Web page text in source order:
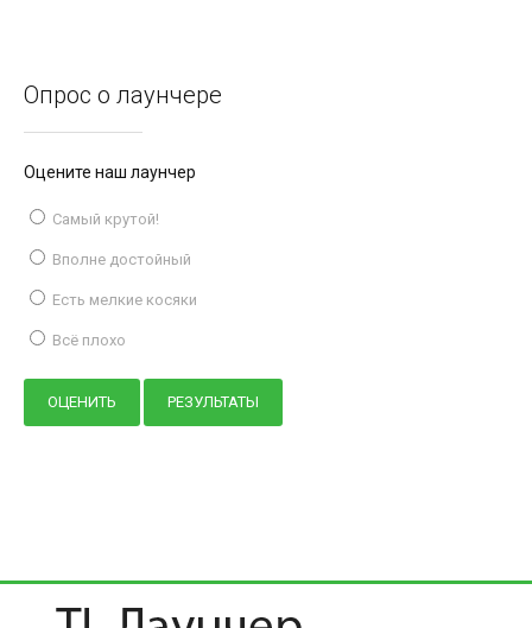
Опрос о лаунчере
Оцените наш лаунчер
Самый крутой!
Вполне достойный
Есть мелкие косяки
Всё плохо